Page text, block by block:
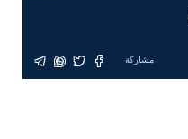
مشاركة